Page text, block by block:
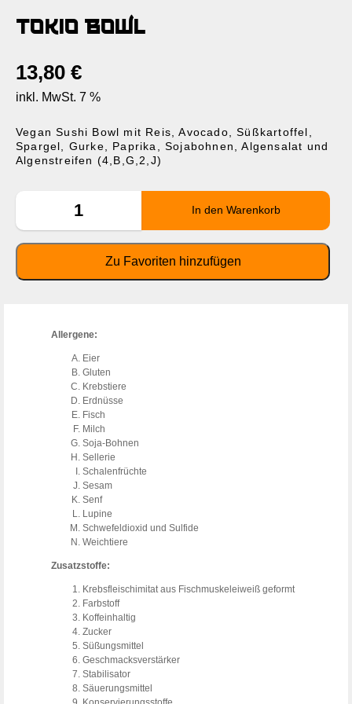
Tokio Bowl
13,80 €
inkl. MwSt. 7 %
Vegan Sushi Bowl mit Reis, Avocado, Süßkartoffel,
Spargel, Gurke, Paprika, Sojabohnen, Algensalat und
Algenstreifen (4,B,G,2,J)
Allergene:
Eier
Gluten
Krebstiere
Erdnüsse
Fisch
Milch
Soja-Bohnen
Sellerie
Schalenfrüchte
Sesam
Senf
Lupine
Schwefeldioxid und Sulfide
Weichtiere
Zusatzstoffe:
Krebsfleischimitat aus Fischmuskeleiweiß geformt
Farbstoff
Koffeinhaltig
Zucker
Süßungsmittel
Geschmacksverstärker
Stabilisator
Säuerungsmittel